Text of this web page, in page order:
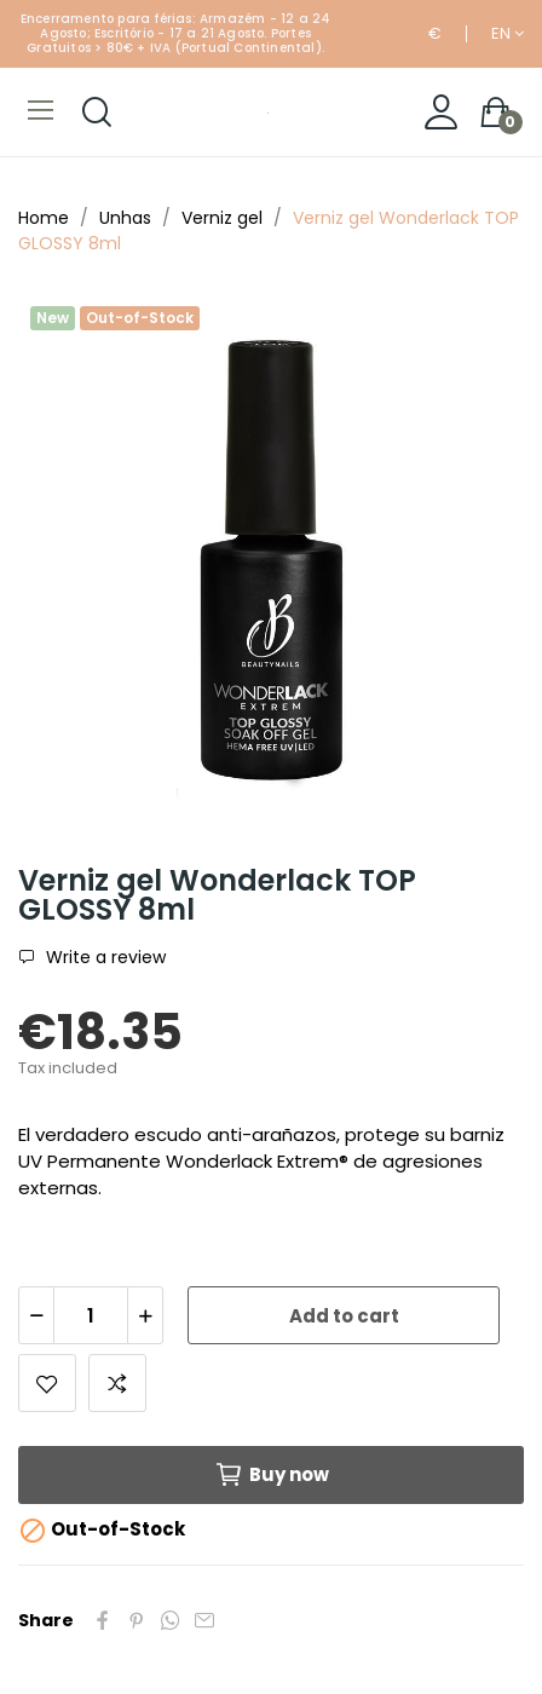
Encerramento para férias: Armazém - 12 a 24
Agosto; Escritório - 17 a 21 Agosto. Portes
Gratuitos > 80€ + IVA (Portual Continental).
€ EN
0
Home Unhas Verniz gel
Verniz gel Wonderlack TOP
GLOSSY 8ml
New Out-of-Stock
Verniz gel Wonderlack TOP
GLOSSY 8ml
Write a review
€18.35
Tax included
El verdadero escudo anti-arañazos, protege su barniz
UV Permanente Wonderlack Extrem® de agresiones
externas.
Add to cart
Buy now
 Out-of-Stock
Share